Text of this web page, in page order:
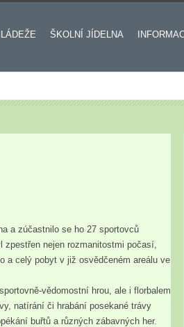
ŠKOLNÍ JÍDELNA
a zúčastnilo se ho 27 sportovců
zpestřen nejen rozmanitostmi počasí,
a celý pobyt v již osvědčeném areálu ve
vědomostní hrou, ale i florbalem
natírání či hrabání posekané trávy
buřtů a různých zábavných her.